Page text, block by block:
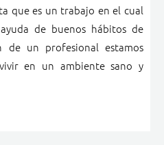
que es un trabajo en el cual
de buenos hábitos de
de un profesional estamos
en un ambiente sano y